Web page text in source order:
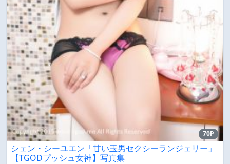
70P
シェン・シーユエン「甘い玉男セクシーランジェリー」
【TGODプッシュ女神】写真集